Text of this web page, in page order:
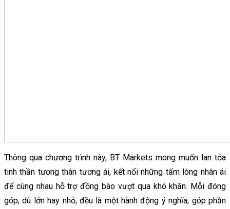
Thông qua chương trình này, BT Markets mong muốn lan tỏa
tinh thần tương thân tương ái, kết nối những tấm lòng nhân ái
để cùng nhau hỗ trợ đồng bào vượt qua khó khăn. Mỗi đóng
góp, dù lớn hay nhỏ, đều là một hành động ý nghĩa, góp phần